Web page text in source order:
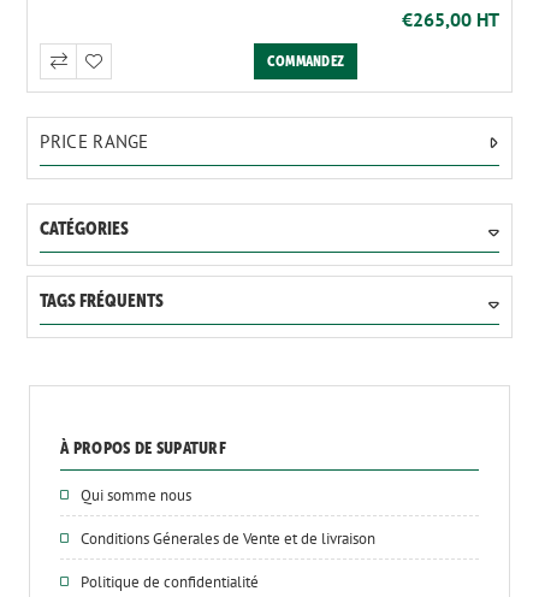
€265,00 HT
PRICE RANGE
CATÉGORIES
TAGS FRÉQUENTS
À PROPOS DE SUPATURF
Qui somme nous
Conditions Génerales de Vente et de livraison
Politique de confidentialité